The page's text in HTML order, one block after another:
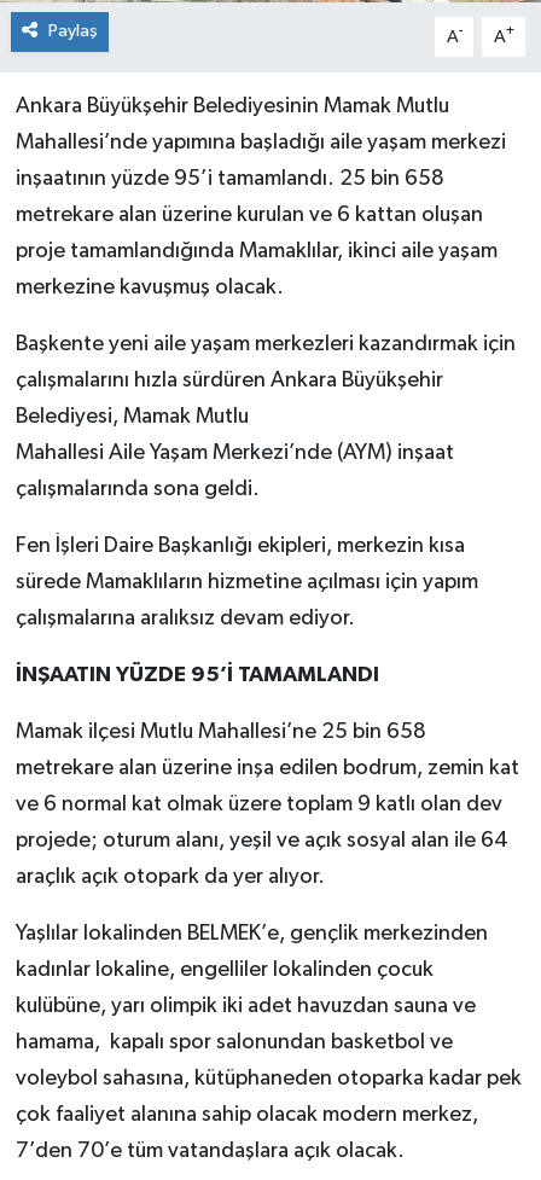
Paylaş A- A+
Ankara Büyükşehir Belediyesinin Mamak Mutlu
Mahallesi’nde yapımına başladığı aile yaşam merkezi
inşaatının yüzde 95’i tamamlandı. 25 bin 658
metrekare alan üzerine kurulan ve 6 kattan oluşan
proje tamamlandığında Mamaklılar, ikinci aile yaşam
merkezine kavuşmuş olacak.
Başkente yeni aile yaşam merkezleri kazandırmak için
çalışmalarını hızla sürdüren Ankara Büyükşehir
Belediyesi, Mamak Mutlu
Mahallesi Aile Yaşam Merkezi’nde (AYM) inşaat
çalışmalarında sona geldi.
Fen İşleri Daire Başkanlığı ekipleri, merkezin kısa
sürede Mamaklıların hizmetine açılması için yapım
çalışmalarına aralıksız devam ediyor.
İNŞAATIN YÜZDE 95’İ TAMAMLANDI
Mamak ilçesi Mutlu Mahallesi’ne 25 bin 658
metrekare alan üzerine inşa edilen bodrum, zemin kat
ve 6 normal kat olmak üzere toplam 9 katlı olan dev
projede; oturum alanı, yeşil ve açık sosyal alan ile 64
araçlık açık otopark da yer alıyor.
Yaşlılar lokalinden BELMEK’e, gençlik merkezinden
kadınlar lokaline, engelliler lokalinden çocuk
kulübüne, yarı olimpik iki adet havuzdan sauna ve
hamama, kapalı spor salonundan basketbol ve
voleybol sahasına, kütüphaneden otoparka kadar pek
çok faaliyet alanına sahip olacak modern merkez,
7’den 70’e tüm vatandaşlara açık olacak.